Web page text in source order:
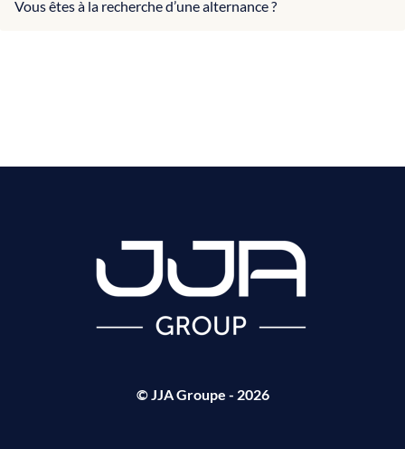
Vous êtes à la recherche d’une alternance ?
© JJA Groupe - 2026